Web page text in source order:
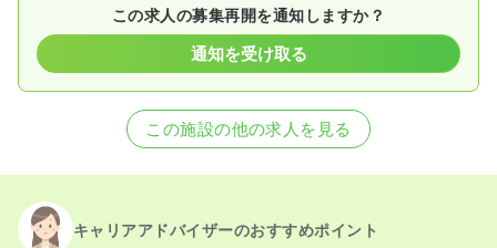
この求人の募集再開を通知しますか？
通知を受け取る
この施設の他の求人を見る
キャリアアドバイザーのおすすめポイント